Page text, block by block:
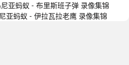
亚蚂蚁 - 布里斯班子弹 录像集锦
亚蚂蚁 - 伊拉瓦拉老鹰 录像集锦